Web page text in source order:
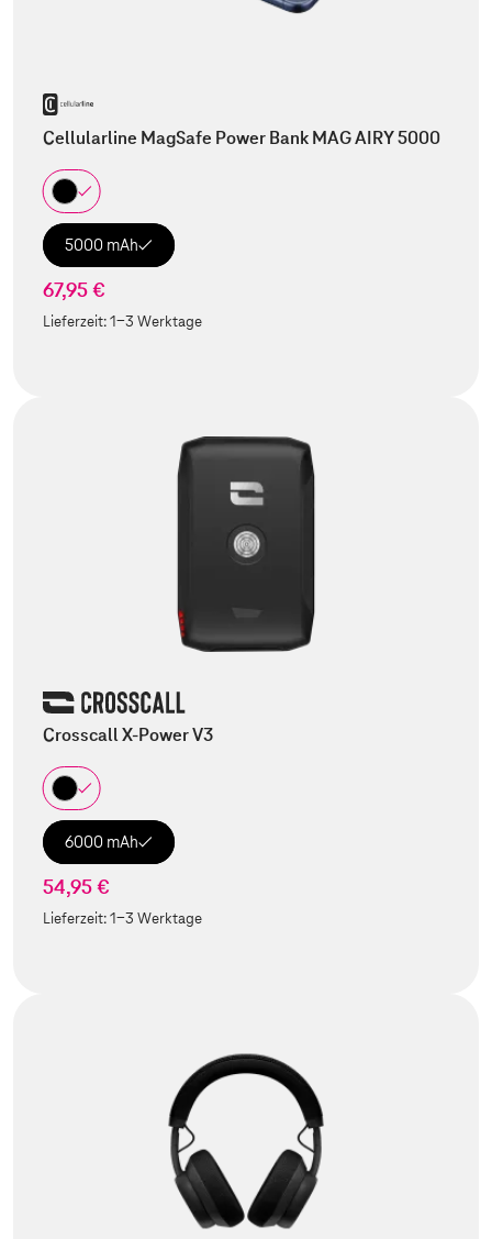
Cellularline MagSafe Power Bank MAG AIRY 5000
5000 mAh
67,95 €
Lieferzeit:1-3 Werktage
Crosscall X-Power V3
6000 mAh
54,95 €
Lieferzeit:1-3 Werktage